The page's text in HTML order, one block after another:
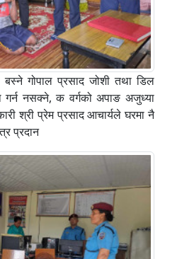
गोपाल प्रसाद जोशी तथा डिल
गर्न नसक्ने, क वर्गको अपाङ अजुध्या
श्री प्रेम प्रसाद आचार्यले घरमा नै
प्रदान